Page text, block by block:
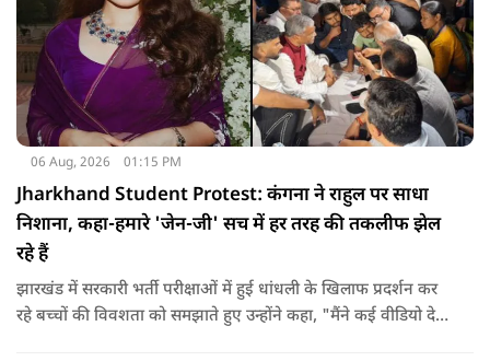
06 Aug, 2026 01:15 PM
Jharkhand Student Protest: कंगना ने राहुल पर साधा
निशाना, कहा-हमारे 'जेन-जी' सच में हर तरह की तकलीफ झेल
रहे हैं
झारखंड में सरकारी भर्ती परीक्षाओं में हुई धांधली के खिलाफ प्रदर्शन कर
रहे बच्चों की विवशता को समझाते हुए उन्होंने कहा, "मैंने कई वीडियो देखे